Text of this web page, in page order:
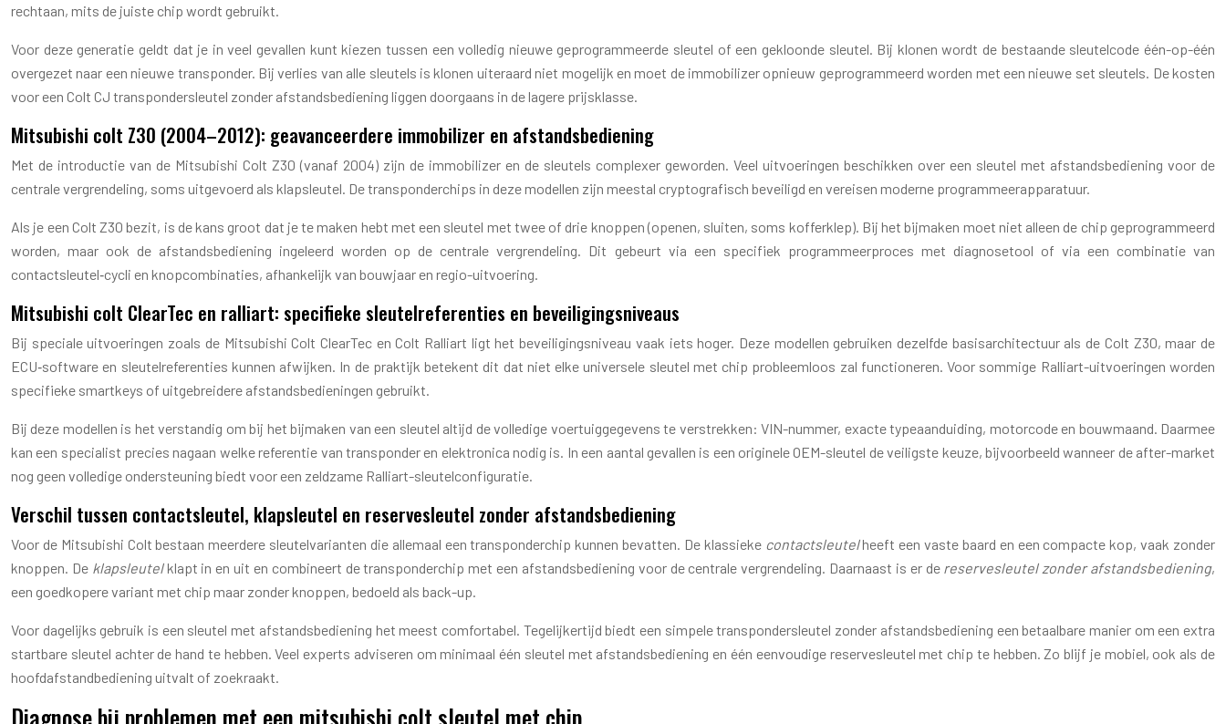
rechtaan, mits de juiste chip wordt gebruikt.
Voor deze generatie geldt dat je in veel gevallen kunt kiezen tussen een volledig nieuwe geprogrammeerde sleutel of een gekloonde sleutel. Bij klonen wordt de bestaande sleutelcode één-op-één
overgezet naar een nieuwe transponder. Bij verlies van alle sleutels is klonen uiteraard niet mogelijk en moet de immobilizer opnieuw geprogrammeerd worden met een nieuwe set sleutels. De kosten
voor een Colt CJ transpondersleutel zonder afstandsbediening liggen doorgaans in de lagere prijsklasse.
Mitsubishi colt Z30 (2004–2012): geavanceerdere immobilizer en afstandsbediening
Met de introductie van de Mitsubishi Colt Z30 (vanaf 2004) zijn de immobilizer en de sleutels complexer geworden. Veel uitvoeringen beschikken over een sleutel met afstandsbediening voor de
centrale vergrendeling, soms uitgevoerd als klapsleutel. De transponderchips in deze modellen zijn meestal cryptografisch beveiligd en vereisen moderne programmeerapparatuur.
Als je een Colt Z30 bezit, is de kans groot dat je te maken hebt met een sleutel met twee of drie knoppen (openen, sluiten, soms kofferklep). Bij het bijmaken moet niet alleen de chip geprogrammeerd
worden, maar ook de afstandsbediening ingeleerd worden op de centrale vergrendeling. Dit gebeurt via een specifiek programmeerproces met diagnosetool of via een combinatie van
contactsleutel‑cycli en knopcombinaties, afhankelijk van bouwjaar en regio-uitvoering.
Mitsubishi colt ClearTec en ralliart: specifieke sleutelreferenties en beveiligingsniveaus
Bij speciale uitvoeringen zoals de Mitsubishi Colt ClearTec en Colt Ralliart ligt het beveiligingsniveau vaak iets hoger. Deze modellen gebruiken dezelfde basisarchitectuur als de Colt Z30, maar de
ECU‑software en sleutelreferenties kunnen afwijken. In de praktijk betekent dit dat niet elke universele sleutel met chip probleemloos zal functioneren. Voor sommige Ralliart-uitvoeringen worden
specifieke smartkeys of uitgebreidere afstandsbedieningen gebruikt.
Bij deze modellen is het verstandig om bij het bijmaken van een sleutel altijd de volledige voertuiggegevens te verstrekken: VIN-nummer, exacte typeaanduiding, motorcode en bouwmaand. Daarmee
kan een specialist precies nagaan welke referentie van transponder en elektronica nodig is. In een aantal gevallen is een originele OEM-sleutel de veiligste keuze, bijvoorbeeld wanneer de after-market
nog geen volledige ondersteuning biedt voor een zeldzame Ralliart-sleutelconfiguratie.
Verschil tussen contactsleutel, klapsleutel en reservesleutel zonder afstandsbediening
Voor de Mitsubishi Colt bestaan meerdere sleutelvarianten die allemaal een transponderchip kunnen bevatten. De klassieke contactsleutelheeft een vaste baard en een compacte kop, vaak zonder
knoppen. De klapsleutelklapt in en uit en combineert de transponderchip met een afstandsbediening voor de centrale vergrendeling. Daarnaast is er de reservesleutel zonder afstandsbediening,
een goedkopere variant met chip maar zonder knoppen, bedoeld als back-up.
Voor dagelijks gebruik is een sleutel met afstandsbediening het meest comfortabel. Tegelijkertijd biedt een simpele transpondersleutel zonder afstandsbediening een betaalbare manier om een extra
startbare sleutel achter de hand te hebben. Veel experts adviseren om minimaal één sleutel met afstandsbediening en één eenvoudige reservesleutel met chip te hebben. Zo blijf je mobiel, ook als de
hoofdafstandbediening uitvalt of zoekraakt.
Diagnose bij problemen met een mitsubishi colt sleutel met chip